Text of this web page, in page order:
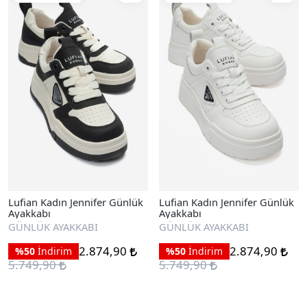
Lufian Kadın Jennifer Günlük
Ayakkabı
GÜNLÜK AYAKKABI
%50 İndirim 2.874,90
5.749,90
Lufian Kadın Jennifer Günlük
Ayakkabı
GÜNLÜK AYAKKABI
%50 İndirim 2.874,90
5.749,90